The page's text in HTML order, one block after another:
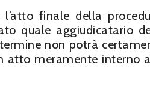
l’atto finale della
quale aggiudicatario
non potrà
atto meramente interno